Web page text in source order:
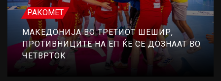
РАКОМЕТ
МАКЕДОНИЈА ВО ТРЕТИОТ ШЕШИР,
ПРОТИВНИЦИТЕ НА ЕП ЌЕ СЕ ДОЗНААТ ВО
ЧЕТВРТОК